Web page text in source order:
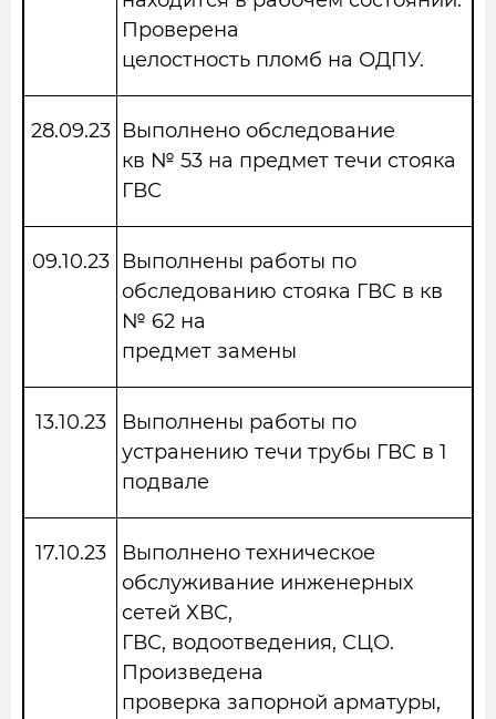
Проверена
целостность пломб на ОДПУ.
28.09.23 Выполнено обследование
кв № 53 на предмет течи стояка
ГВС
09.10.23
Выполнены работы по
обследованию стояка ГВС в кв
№ 62 на
предмет замены
13.10.23
Выполнены работы по
устранению течи трубы ГВС в 1
подвале
17.10.23
Выполнено техническое
обслуживание инженерных
сетей ХВС,
ГВС, водоотведения, СЦО.
Произведена
проверка запорной арматуры,